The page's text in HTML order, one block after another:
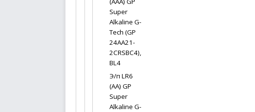
Super
Alkaline G-
Tech (GP
24AA21-
2CRSBC4),
BL4
Э/п LR6
(AA) GP
Super
Alkaline G-